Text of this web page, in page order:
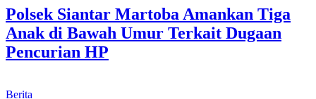
Polsek Siantar Martoba Amankan Tiga
Anak di Bawah Umur Terkait Dugaan
Pencurian HP
Berita